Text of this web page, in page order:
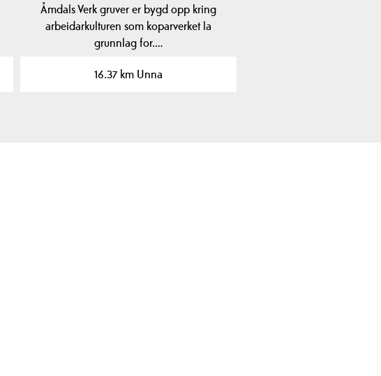
Åmdals Verk gruver er bygd opp kring
arbeidarkulturen som koparverket la
grunnlag for.…
16.37 km Unna